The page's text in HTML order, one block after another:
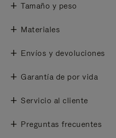
Tamaño y peso
Materiales
Envíos y devoluciones
Garantía de por vida
Servicio al cliente
Preguntas frecuentes